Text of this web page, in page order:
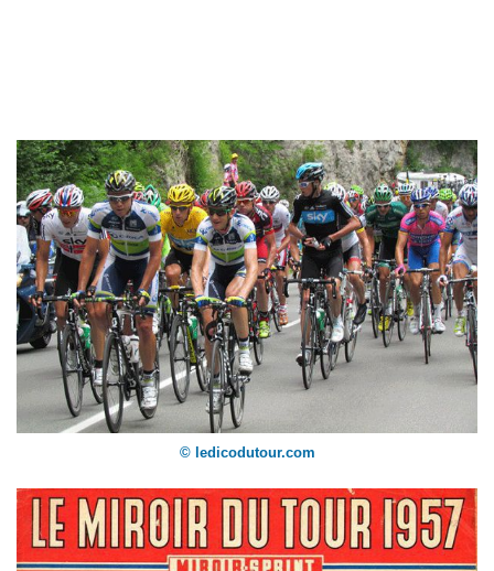
© ledicodutour.com